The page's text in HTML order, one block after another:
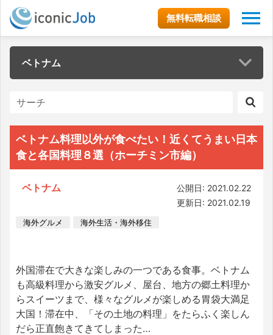
無料転職相談
ベトナム
ベトナム料理以外が食べたい！近くてうまい日本
食と各国料理８選（ホーチミン市編）
ベトナム
公開日: 2021.02.22
更新日: 2021.02.19
海外グルメ 海外生活・海外移住
外国滞在で大きな楽しみの一つである食事。ベトナム
も高級料理から激安グルメ、屋台、地方の郷土料理か
らスイーツまで、様々なグルメが楽しめる胃袋大満足
大国！滞在中、「その土地の料理」をたらふく楽しん
だら正直飽きてきてしまった…